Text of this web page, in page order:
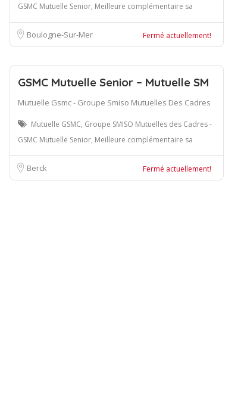
GSMC Mutuelle Senior, Meilleure complémentaire sa
Boulogne-Sur-Mer Fermé actuellement!
GSMC Mutuelle Senior – Mutuelle SM
Mutuelle Gsmc - Groupe Smiso Mutuelles Des Cadres
Mutuelle GSMC, Groupe SMISO Mutuelles des Cadres -
GSMC Mutuelle Senior, Meilleure complémentaire sa
Berck Fermé actuellement!